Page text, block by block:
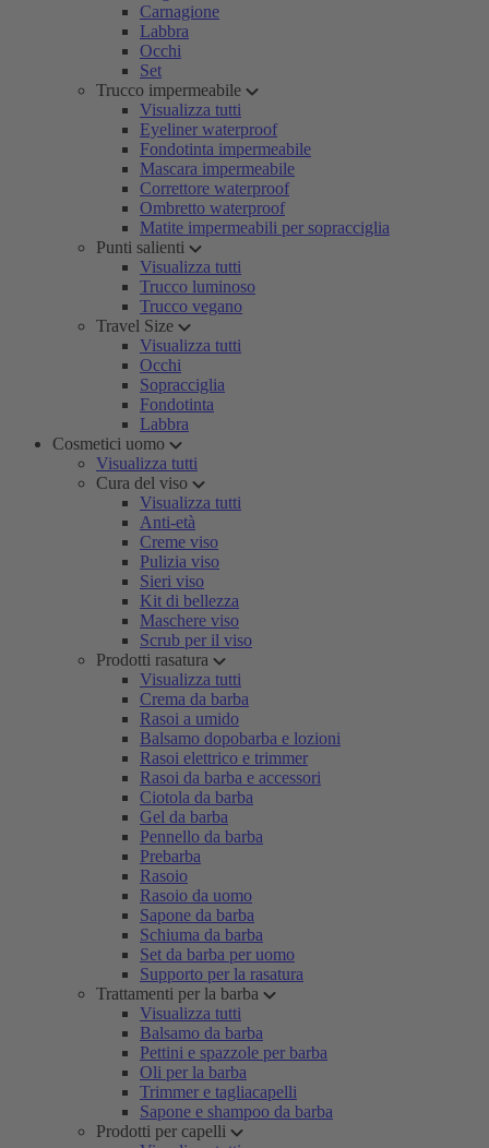
Carnagione
Labbra
Occhi
Set
Trucco impermeabile
Visualizza tutti
Eyeliner waterproof
Fondotinta impermeabile
Mascara impermeabile
Correttore waterproof
Ombretto waterproof
Matite impermeabili per sopracciglia
Punti salienti
Visualizza tutti
Trucco luminoso
Trucco vegano
Travel Size
Visualizza tutti
Occhi
Sopracciglia
Fondotinta
Labbra
Cosmetici uomo
Visualizza tutti
Cura del viso
Visualizza tutti
Anti-età
Creme viso
Pulizia viso
Sieri viso
Kit di bellezza
Maschere viso
Scrub per il viso
Prodotti rasatura
Visualizza tutti
Crema da barba
Rasoi a umido
Balsamo dopobarba e lozioni
Rasoi elettrico e trimmer
Rasoi da barba e accessori
Ciotola da barba
Gel da barba
Pennello da barba
Prebarba
Rasoio
Rasoio da uomo
Sapone da barba
Schiuma da barba
Set da barba per uomo
Supporto per la rasatura
Trattamenti per la barba
Visualizza tutti
Balsamo da barba
Pettini e spazzole per barba
Oli per la barba
Trimmer e tagliacapelli
Sapone e shampoo da barba
Prodotti per capelli